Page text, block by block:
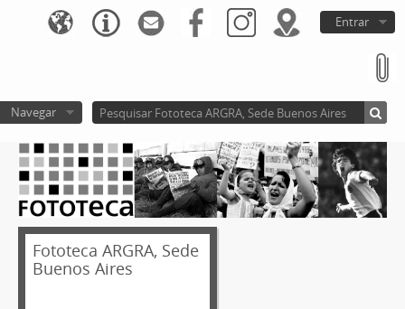
Entrar
Navegar
Fototeca ARGRA, Sede
Buenos Aires